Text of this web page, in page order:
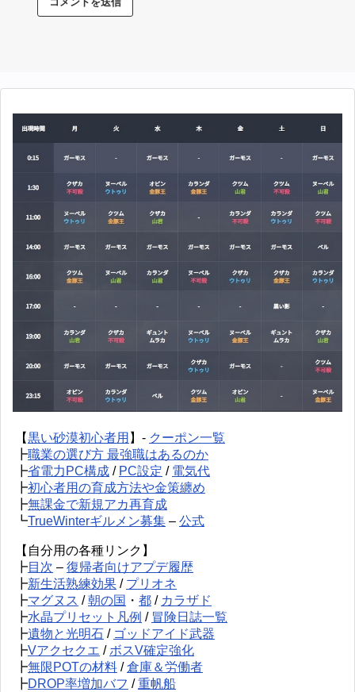
【黒い砂漠初心者用 】- クーポン一覧
┣職業の選び方 最強職はあるのか
┣省電力PC構成 / PC設定 / 電気代
┣初心者用の育成方法や金策纏め
┣無課金で新規アカ再育成
┗TrueWinterギルメン募集 – 公式
【自分用の各種リンク】
┣目次 – 復帰者向けアプデ履歴
┣新生活熟練効果 / プリオネ
┣マグヌス /朝の国 ・ 都 / カラザド
┣水晶プリセット凡例 / 冒険日誌一覧
┣遺物と光明石 / ゴッドアイド武器
┣Vアクセクエ / ボスV確定強化
┣無限POTの材料 /倉庫＆労働者
┣DROP率増加バフ /重帆船